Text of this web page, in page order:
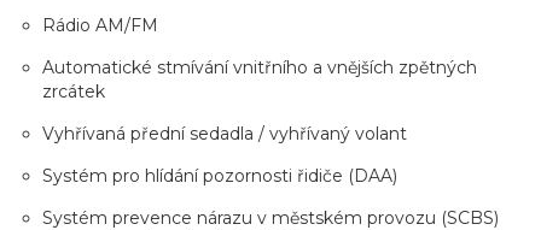
Rádio AM/FM
Automatické stmívání vnitřního a vnějších zpětných
zrcátek
Vyhřívaná přední sedadla / vyhřívaný volant
Systém pro hlídání pozornosti řidiče (DAA)
Systém prevence nárazu v městském provozu (SCBS)